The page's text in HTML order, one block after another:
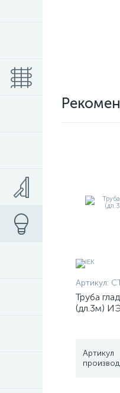
Артикул:
Труба
(дл.3м)
Артикул